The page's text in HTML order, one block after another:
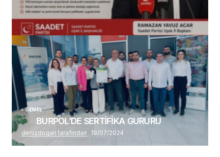
(başlıksız)
Alaattin Karahan tarafından 14/07/2026
GENEL
BURPOL’DE SERTİFİKA GURURU
denizdogan tarafından 19/07/2024